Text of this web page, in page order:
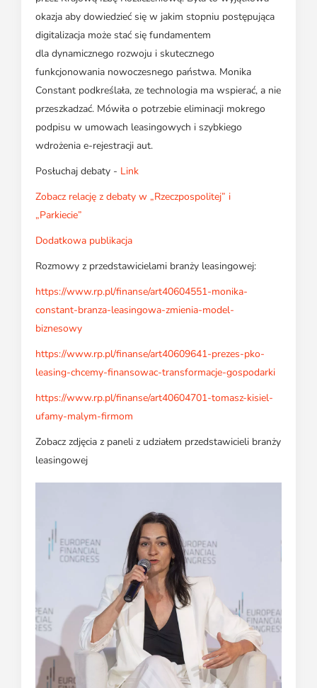
okazja aby dowiedzieć się w jakim stopniu postępująca
digitalizacja może stać się fundamentem
dla dynamicznego rozwoju i skutecznego
funkcjonowania nowoczesnego państwa. Monika
Constant podkreślała, ze technologia ma wspierać, a nie
przeszkadzać. Mówiła o potrzebie eliminacji mokrego
podpisu w umowach leasingowych i szybkiego
wdrożenia e-rejestracji aut.
Posłuchaj debaty - Link
Zobacz relację z debaty w „Rzeczpospolitej” i
„Parkiecie”
Dodatkowa publikacja
Rozmowy z przedstawicielami branży leasingowej:
https://www.rp.pl/finanse/art40604551-monika-
constant-branza-leasingowa-zmienia-model-
biznesowy
https://www.rp.pl/finanse/art40609641-prezes-pko-
leasing-chcemy-finansowac-transformacje-gospodarki
https://www.rp.pl/finanse/art40604701-tomasz-kisiel-
ufamy-malym-firmom
Zobacz zdjęcia z paneli z udziałem przedstawicieli branży
leasingowej